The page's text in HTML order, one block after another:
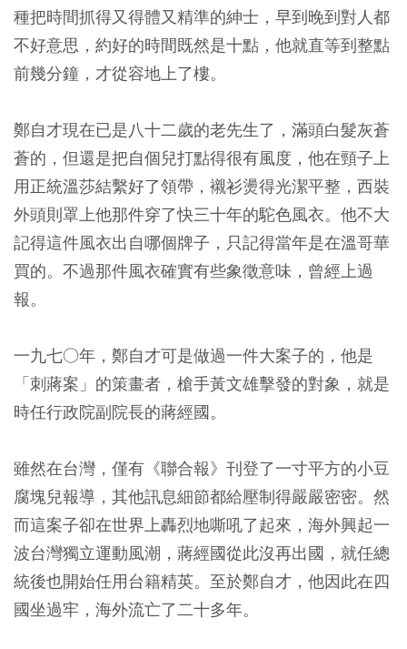
種把時間抓得又得體又精準的紳士，早到晚到對人都
不好意思，約好的時間既然是十點，他就直等到整點
前幾分鐘，才從容地上了樓。
鄭自才現在已是八十二歲的老先生了，滿頭白髮灰蒼
蒼的，但還是把自個兒打點得很有風度，他在頸子上
用正統溫莎結繫好了領帶，襯衫燙得光潔平整，西裝
外頭則罩上他那件穿了快三十年的駝色風衣。他不大
記得這件風衣出自哪個牌子，只記得當年是在溫哥華
買的。不過那件風衣確實有些象徵意味，曾經上過
報。
一九七○年，鄭自才可是做過一件大案子的，他是
「刺蔣案」的策畫者，槍手黃文雄擊發的對象，就是
時任行政院副院長的蔣經國。
雖然在台灣，僅有《聯合報》刊登了一寸平方的小豆
腐塊兒報導，其他訊息細節都給壓制得嚴嚴密密。然
而這案子卻在世界上轟烈地嘶吼了起來，海外興起一
波台灣獨立運動風潮，蔣經國從此沒再出國，就任總
統後也開始任用台籍精英。至於鄭自才，他因此在四
國坐過牢，海外流亡了二十多年。